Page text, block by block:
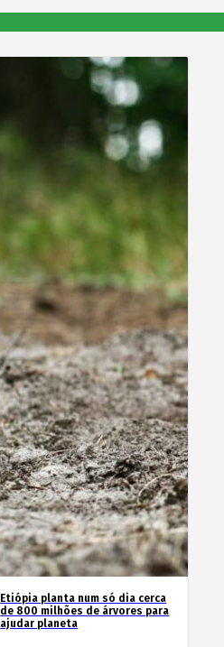
Etiópia planta num só dia cerca
de 800 milhões de árvores para
ajudar planeta